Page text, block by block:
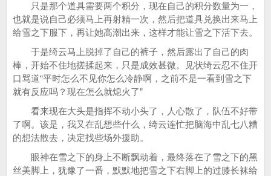
只是那个道具需要两个积分，现在自己的积分数量为一，
也就是说自己必须马上再射精一次，然后把道具兑换出来马上
给雪之下服下，再让她高潮出来，这样才能让雪之下活下去。
于是绮云马上脱掉了自己的裤子，然后露出了自己的肉
棒，开始不住地搓揉起来，只是成效甚微。见状绮云忍不住开
口骂道“平时怎么不见你怎么冷静啊，之前不是一看到雪之下
就有反应吗？现在怎么就熄火了”
看来现在大头是指挥不动小头了，人心散了，队伍不好带
了啊。该是，我又在乱想些什么，绮云连忙把脑海中乱七八糟
的想法散去，决定找些场外援助。
眼神在雪之下的身上不断飘动着，最终落在了雪之下的黑
丝美脚上，犹豫了一番，默默地把雪之下右脚上的过膝长袜给